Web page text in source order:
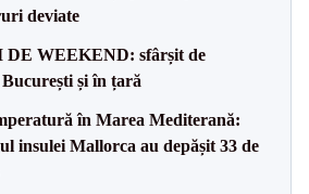
deviate
WEEKEND: sfârșit de
și în țară
în Marea Mediterană:
insulei Mallorca au depășit 33 de